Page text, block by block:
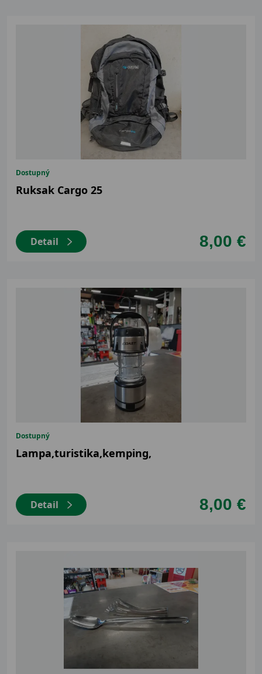
Dostupný
Ruksak Cargo 25
Detail 8,00 €
Dostupný
Lampa,turistika,kemping,
Detail 8,00 €